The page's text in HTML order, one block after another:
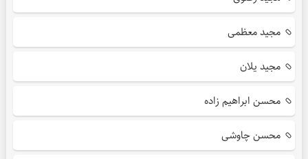
مجید معظمی
مجید یلان
محسن ابراهیم زاده
محسن چاوشی